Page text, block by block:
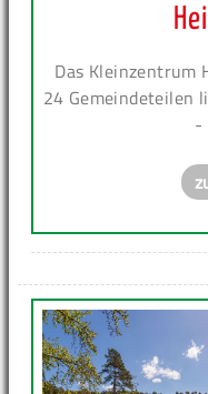
Das Kleinzentrum
24 Gemeindeteilen
-